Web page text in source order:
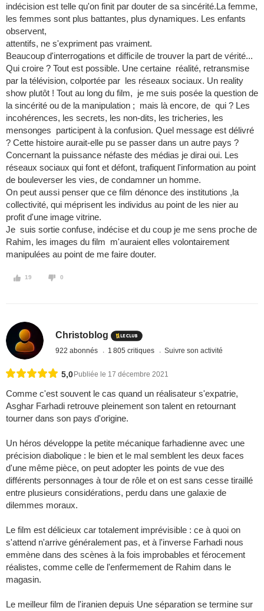
indécision est telle qu'on finit par douter de sa sincérité.La femme,
les femmes sont plus battantes, plus dynamiques. Les enfants
observent,
attentifs, ne s'expriment pas vraiment.
Beaucoup d'interrogations et difficile de trouver la part de vérité...
Qui croire ? Tout est possible. Une certaine réalité, retransmise
par la télévision, colportée par les réseaux sociaux. Un reality
show plutôt ! Tout au long du film, je me suis posée la question de
la sincérité ou de la manipulation ; mais là encore, de qui ? Les
incohérences, les secrets, les non-dits, les tricheries, les
mensonges participent à la confusion. Quel message est délivré
? Cette histoire aurait-elle pu se passer dans un autre pays ?
Concernant la puissance néfaste des médias je dirai oui. Les
réseaux sociaux qui font et défont, trafiquent l'information au point
de bouleverser les vies, de condamner un homme.
On peut aussi penser que ce film dénonce des institutions ,la
collectivité, qui méprisent les individus au point de les nier au
profit d'une image vitrine.
Je suis sortie confuse, indécise et du coup je me sens proche de
Rahim, les images du film m'auraient elles volontairement
manipulées au point de me faire douter.
19 0
Christoblog
922 abonnés 1 805 critiques Suivre son activité
5,0 Publiée le 17 décembre 2021
Comme c'est souvent le cas quand un réalisateur s'expatrie,
Asghar Farhadi retrouve pleinement son talent en retournant
tourner dans son pays d'origine.
Un héros développe la petite mécanique farhadienne avec une
précision diabolique : le bien et le mal semblent les deux faces
d'une même pièce, on peut adopter les points de vue des
différents personnages à tour de rôle et on est sans cesse tiraillé
entre plusieurs considérations, perdu dans une galaxie de
dilemmes moraux.
Le film est délicieux car totalement imprévisible : ce à quoi on
s'attend n'arrive généralement pas, et à l'inverse Farhadi nous
emmène dans des scènes à la fois improbables et férocement
réalistes, comme celle de l'enfermement de Rahim dans le
magasin.
Le meilleur film de l'iranien depuis Une séparation se termine sur